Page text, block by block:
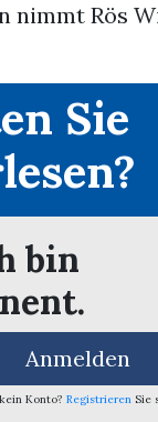
nimmt Rös
Sie
bin
Anmelden
Konto? Registrieren Sie